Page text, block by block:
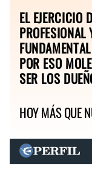
EL EJERCICIO
POR ESO
SER LOS
HOY MÁS QUE